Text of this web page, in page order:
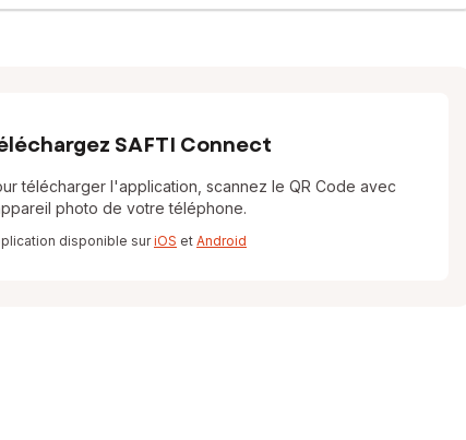
SAFTI Connect
télécharger l'application, scannez le QR Code avec
photo de votre téléphone.
disponible suriOS et Android